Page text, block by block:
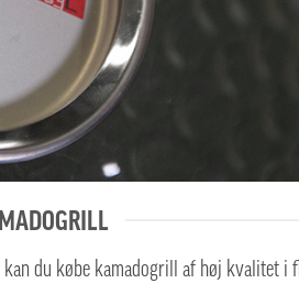
du købe kamadogrill af høj kvalitet i